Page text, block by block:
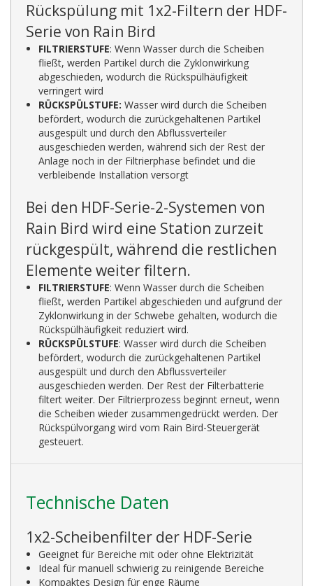
Rückspülung mit 1x2-Filtern der HDF-
Serie von Rain Bird
FILTRIERSTUFE: Wenn Wasser durch die Scheiben
fließt, werden Partikel durch die Zyklonwirkung
abgeschieden, wodurch die Rückspülhäufigkeit
verringert wird
RÜCKSPÜLSTUFE: Wasser wird durch die Scheiben
befördert, wodurch die zurückgehaltenen Partikel
ausgespült und durch den Abflussverteiler
ausgeschieden werden, während sich der Rest der
Anlage noch in der Filtrierphase befindet und die
verbleibende Installation versorgt
Bei den HDF-Serie-2-Systemen von
Rain Bird wird eine Station zurzeit
rückgespült, während die restlichen
Elemente weiter filtern.
FILTRIERSTUFE: Wenn Wasser durch die Scheiben
fließt, werden Partikel abgeschieden und aufgrund der
Zyklonwirkung in der Schwebe gehalten, wodurch die
Rückspülhäufigkeit reduziert wird.
RÜCKSPÜLSTUFE: Wasser wird durch die Scheiben
befördert, wodurch die zurückgehaltenen Partikel
ausgespült und durch den Abflussverteiler
ausgeschieden werden. Der Rest der Filterbatterie
filtert weiter. Der Filtrierprozess beginnt erneut, wenn
die Scheiben wieder zusammengedrückt werden. Der
Rückspülvorgang wird vom Rain Bird-Steuergerät
gesteuert.
Technische Daten
1x2-Scheibenfilter der HDF-Serie
Geeignet für Bereiche mit oder ohne Elektrizität
Ideal für manuell schwierig zu reinigende Bereiche
Kompaktes Design für enge Räume